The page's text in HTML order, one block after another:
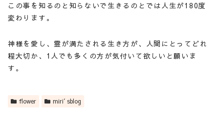
この事を知るのと知らないで生きるのとでは人生が180度
変わります。
神様を愛し、霊が満たされる生き方が、人間にとってどれ
程大切か、1人でも多くの方が気付いて欲しいと願いま
す。
flower miri′sblog